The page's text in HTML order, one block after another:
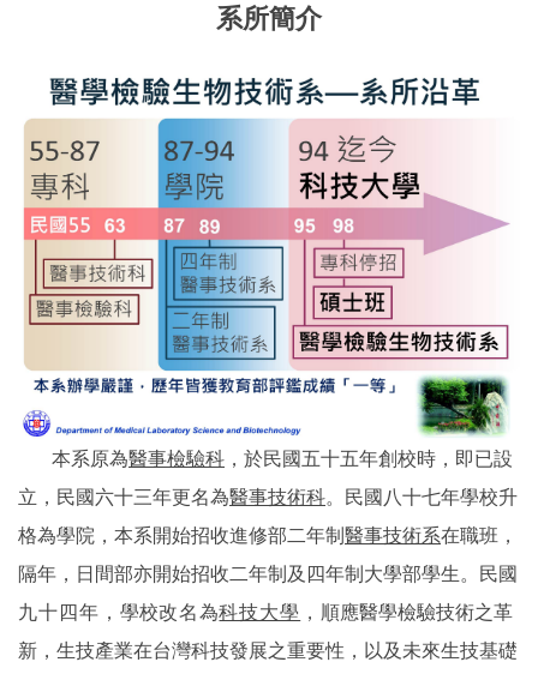
系所簡介
本系原為醫事檢驗科 ，於民國五十五年創校時，即已設
立， 民國六十三年更名為醫事技術科。民國八十七年學校升
格為學院，本系開始招收進修部二年制 醫事技術系在職班，
隔年，日間部亦開始招收二年制及四年制大學部學生。民國
九十四年， 學校改名為科技大學 ， 順應醫學檢驗技術之革
新，生技產業在台灣科技發展之重要性，以及未來生技基礎